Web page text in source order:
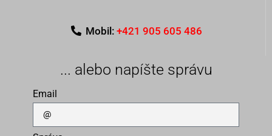
Mobil: +421 905 605 486
... alebo napíšte správu
Email